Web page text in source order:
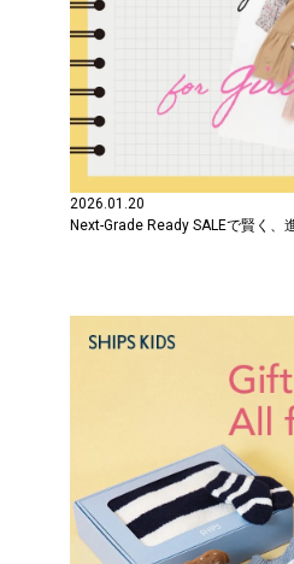
2026.01.20
Next-Grade Ready SALEで賢く、